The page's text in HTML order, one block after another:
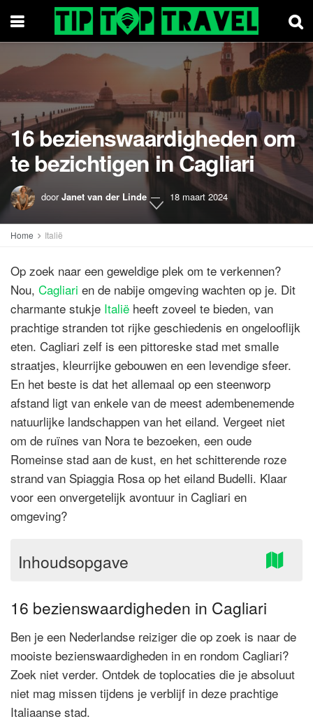
16 bezienswaardigheden om
te bezichtigen in Cagliari
door Janet van der Linde 18 maart 2024
Home Italië
Op zoek naar een geweldige plek om te verkennen?
Nou, Cagliari en de nabije omgeving wachten op je. Dit
charmante stukje Italië heeft zoveel te bieden, van
prachtige stranden tot rijke geschiedenis en ongelooflijk
eten. Cagliari zelf is een pittoreske stad met smalle
straatjes, kleurrijke gebouwen en een levendige sfeer.
En het beste is dat het allemaal op een steenworp
afstand ligt van enkele van de meest adembenemende
natuurlijke landschappen van het eiland. Vergeet niet
om de ruïnes van Nora te bezoeken, een oude
Romeinse stad aan de kust, en het schitterende roze
strand van Spiaggia Rosa op het eiland Budelli. Klaar
voor een onvergetelijk avontuur in Cagliari en
omgeving?
Inhoudsopgave
16 bezienswaardigheden in Cagliari
Ben je een Nederlandse reiziger die op zoek is naar de
mooiste bezienswaardigheden in en rondom Cagliari?
Zoek niet verder. Ontdek de toplocaties die je absoluut
niet mag missen tijdens je verblijf in deze prachtige
Italiaanse stad.